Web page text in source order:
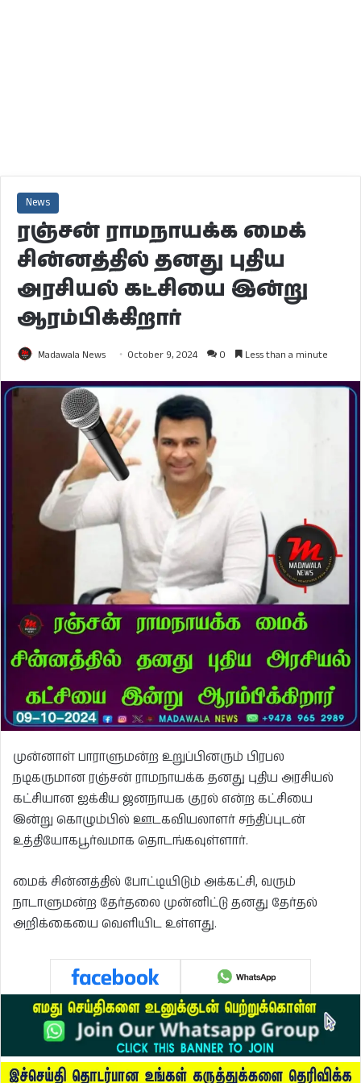
News
ரஞ்சன் ராமநாயக்க மைக்
சின்னத்தில் தனது புதிய
அரசியல் கட்சியை இன்று
ஆரம்பிக்கிறார்
Madawala News October 9, 2024 0 Less than a minute
முன்னாள் பாராளுமன்ற உறுப்பினரும் பிரபல
நடிகருமான ரஞ்சன் ராமநாயக்க தனது புதிய அரசியல்
கட்சியான ஐக்கிய ஜனநாயக குரல் என்ற கட்சியை
இன்று கொழும்பில் ஊடகவியலாளர் சந்திப்புடன்
உத்தியோகபூர்வமாக தொடங்கவுள்ளார்.
மைக் சின்னத்தில் போட்டியிடும் அக்கட்சி, வரும்
நாடாளுமன்ற தேர்தலை முன்னிட்டு தனது தேர்தல்
அறிக்கையை வெளியிட உள்ளது.